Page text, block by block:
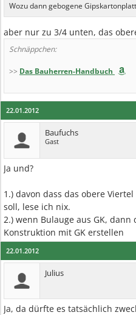
Wozu dann gebogene
aber nur zu 3/4 unten, das
Schnäppchen:
>> Das Bauherren-Handbuch
22.01.2012
Baufuchs
Gast
Ja und?
1.) davon dass das obere
soll, lese ich nix.
2.) wenn Bulauge aus GK,
Konstruktion mit GK erstellen
22.01.2012
Julius
Ja, da dürfte es tatsächlich